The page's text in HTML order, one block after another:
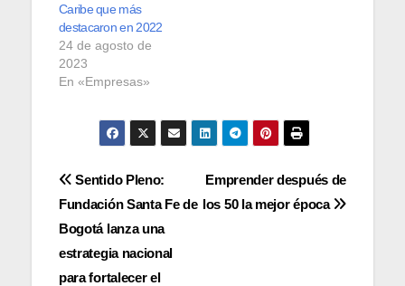
Caribe que más
destacaron en 2022
24 de agosto de
2023
En «Empresas»
Navegación
de
entradas
Emprender después de
los 50 la mejor época
Sentido Pleno:
Fundación Santa Fe de
Bogotá lanza una
estrategia nacional
para fortalecer el